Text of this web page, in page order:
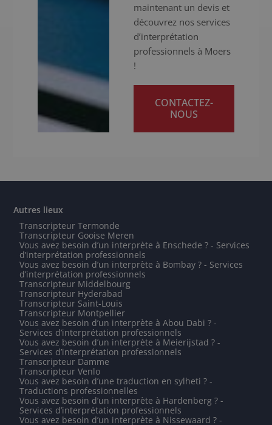
maintenant un devis et
découvrez nos services
d’interprétation
professionnels à Moers
!
CONTACTEZ-
NOUS
Autres lieux
Transcripteur Termonde
Transcripteur Gooise Meren
Vous avez besoin d’un interprète à Enschede ? - Services
d’interprétation professionnels
Vous avez besoin d’un interprète à Bombay ? - Services
d’interprétation professionnels
Transcripteur Middelbourg
Transcripteur Hyderabad
Transcripteur Saint-Louis
Transcripteur Montpellier
Vous avez besoin d’un interprète à Abou Dabi ? -
Services d’interprétation professionnels
Vous avez besoin d’un interprète à Meierijstad ? -
Services d’interprétation professionnels
Transcripteur Damme
Transcripteur Venlo
Vous avez besoin d’une traduction en sylheti ? -
Traductions professionnelles
Vous avez besoin d’un interprète à Hardenberg ? -
Services d’interprétation professionnels
Vous avez besoin d’un interprète à Nissewaard ? -